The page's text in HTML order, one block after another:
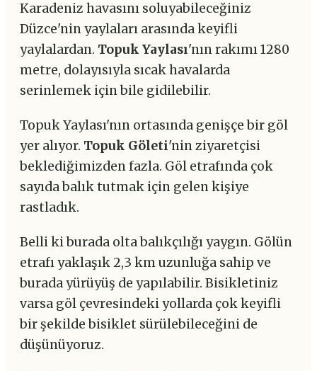
Karadeniz havasını soluyabileceğiniz
Düzce'nin yaylaları arasında keyifli
yaylalardan. Topuk Yaylası'nın rakımı 1280
metre, dolayısıyla sıcak havalarda
serinlemek için bile gidilebilir.
Topuk Yaylası'nın ortasında genişçe bir göl
yer alıyor. Topuk Göleti'nin ziyaretçisi
beklediğimizden fazla. Göl etrafında çok
sayıda balık tutmak için gelen kişiye
rastladık.
Belli ki burada olta balıkçılığı yaygın. Gölün
etrafı yaklaşık 2,3 km uzunluğa sahip ve
burada yürüyüş de yapılabilir. Bisikletiniz
varsa göl çevresindeki yollarda çok keyifli
bir şekilde bisiklet sürülebileceğini de
düşünüyoruz.